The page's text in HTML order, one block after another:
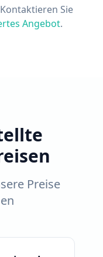
Sie
Angebot.
Preise